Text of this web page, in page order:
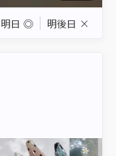
明日 ◎ 明後日 ×